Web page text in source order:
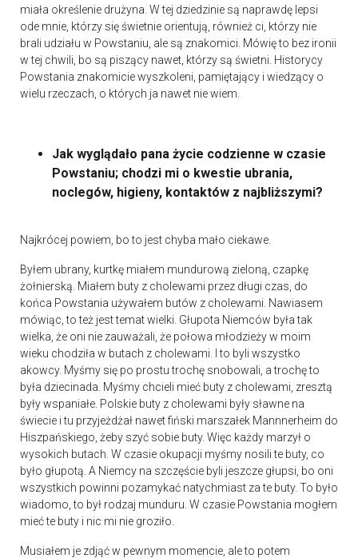
miała określenie drużyna. W tej dziedzinie są naprawdę lepsi
ode mnie, którzy się świetnie orientują, również ci, którzy nie
brali udziału w Powstaniu, ale są znakomici. Mówię to bez ironii
w tej chwili, bo są piszący nawet, którzy są świetni. Historycy
Powstania znakomicie wyszkoleni, pamiętający i wiedzący o
wielu rzeczach, o których ja nawet nie wiem.
Jak wyglądało pana życie codzienne w czasie
Powstaniu; chodzi mi o kwestie ubrania,
noclegów, higieny, kontaktów z najbliższymi?
Najkrócej powiem, bo to jest chyba mało ciekawe.
Byłem ubrany, kurtkę miałem mundurową zieloną, czapkę
żołnierską. Miałem buty z cholewami przez długi czas, do
końca Powstania używałem butów z cholewami. Nawiasem
mówiąc, to też jest temat wielki. Głupota Niemców była tak
wielka, że oni nie zauważali, że połowa młodzieży w moim
wieku chodziła w butach z cholewami. I to byli wszystko
akowcy. Myśmy się po prostu trochę snobowali, a trochę to
była dziecinada. Myśmy chcieli mieć buty z cholewami, zresztą
były wspaniałe. Polskie buty z cholewami były sławne na
świecie i tu przyjeżdżał nawet fiński marszałek Mannnerheim do
Hiszpańskiego, żeby szyć sobie buty. Więc każdy marzył o
wysokich butach. W czasie okupacji myśmy nosili te buty, co
było głupotą. A Niemcy na szczęście byli jeszcze głupsi, bo oni
wszystkich powinni pozamykać natychmiast za te buty. To było
wiadomo, to był rodzaj munduru. W czasie Powstania mogłem
mieć te buty i nic mi nie groziło.
Musiałem je zdjąć w pewnym momencie, ale to potem